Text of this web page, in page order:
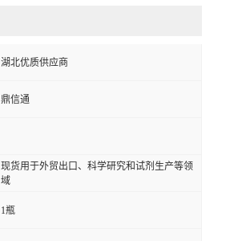
湖北优质供应商
鼎信通
现货用于外贸出口、科学研究和试剂生产等领
域
1瓶